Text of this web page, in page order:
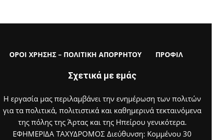
ΟΡΟΙ ΧΡΗΣΗΣ – ΠΟΛΙΤΙΚΗ ΑΠΟΡΡΗΤΟΥ ΠΡΟΦΙΛ
Σχετικά με εμάς
Η εργασία μας περιλαμβάνει την ενημέρωση των πολιτών
για τα πολιτικά, πολιτιστικά και καθημερινά τεκταινόμενα
της πόλης της Άρτας και της Ηπείρου γενικότερα.
ΕΦΗΜΕΡΙΔΑ ΤΑΧΥΔΡΟΜΟΣ Διεύθυνση: Κομμένου 30